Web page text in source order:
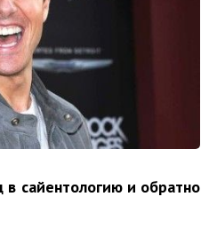
сайентологию и обратно